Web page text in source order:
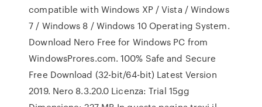
compatible with Windows XP / Vista / Windows
7 / Windows 8 / Windows 10 Operating System.
Download Nero Free for Windows PC from
WindowsProres.com. 100% Safe and Secure
Free Download (32-bit/64-bit) Latest Version
2019. Nero 8.3.20.0 Licenza: Trial 15gg